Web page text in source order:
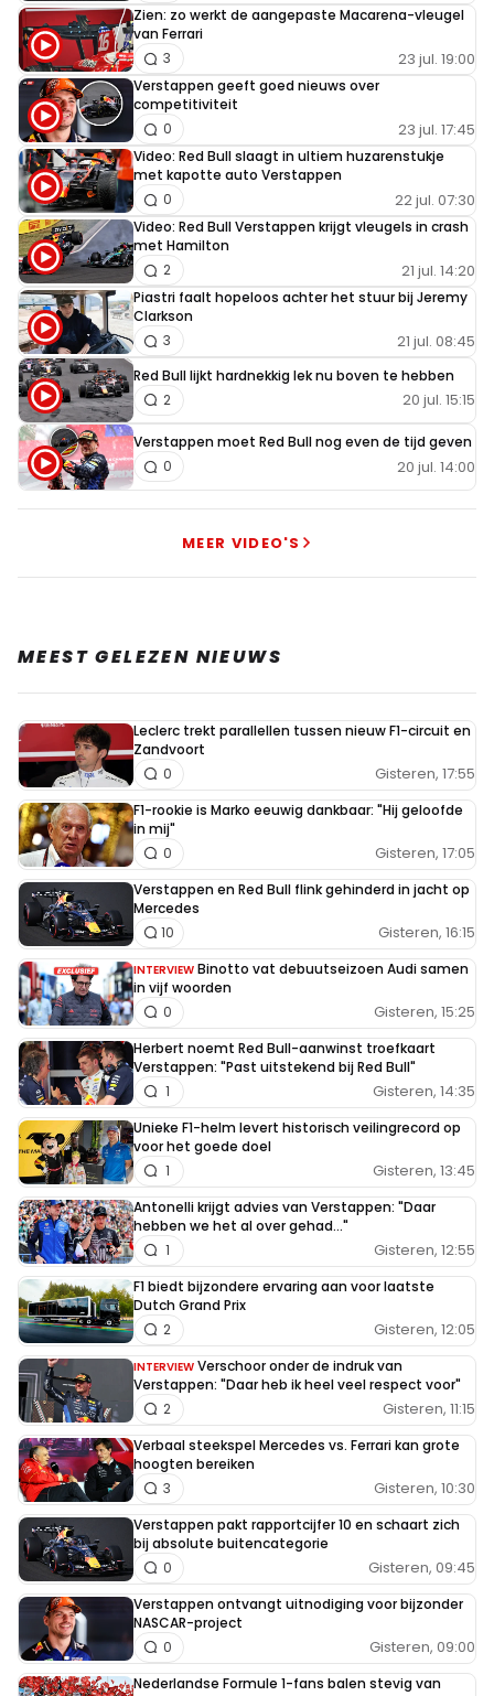
Zien: zo werkt de aangepaste Macarena-vleugel
van Ferrari
23 jul. 19:00
3
Verstappen geeft goed nieuws over
competitiviteit
23 jul. 17:45
0
Video: Red Bull slaagt in ultiem huzarenstukje
met kapotte auto Verstappen
22 jul. 07:30
0
Video: Red Bull Verstappen krijgt vleugels in crash
met Hamilton
21 jul. 14:20
2
Piastri faalt hopeloos achter het stuur bij Jeremy
Clarkson
21 jul. 08:45
3
Red Bull lijkt hardnekkig lek nu boven te hebben
20 jul. 15:15
2
Verstappen moet Red Bull nog even de tijd geven
20 jul. 14:00
0
MEER VIDEO'S
MEEST GELEZEN NIEUWS
Leclerc trekt parallellen tussen nieuw F1-circuit en
Zandvoort
Gisteren, 17:55
0
F1-rookie is Marko eeuwig dankbaar: "Hij geloofde
in mij"
Gisteren, 17:05
0
Verstappen en Red Bull flink gehinderd in jacht op
Mercedes
Gisteren, 16:15
10
INTERVIEW Binotto vat debuutseizoen Audi samen
in vijf woorden
Gisteren, 15:25
0
Herbert noemt Red Bull-aanwinst troefkaart
Verstappen: "Past uitstekend bij Red Bull"
Gisteren, 14:35
1
Unieke F1-helm levert historisch veilingrecord op
voor het goede doel
Gisteren, 13:45
1
Antonelli krijgt advies van Verstappen: "Daar
hebben we het al over gehad..."
Gisteren, 12:55
1
F1 biedt bijzondere ervaring aan voor laatste
Dutch Grand Prix
Gisteren, 12:05
2
INTERVIEW Verschoor onder de indruk van
Verstappen: "Daar heb ik heel veel respect voor"
Gisteren, 11:15
2
Verbaal steekspel Mercedes vs. Ferrari kan grote
hoogten bereiken
Gisteren, 10:30
3
Verstappen pakt rapportcijfer 10 en schaart zich
bij absolute buitencategorie
Gisteren, 09:45
0
Verstappen ontvangt uitnodiging voor bijzonder
NASCAR-project
Gisteren, 09:00
0
Nederlandse Formule 1-fans balen stevig van